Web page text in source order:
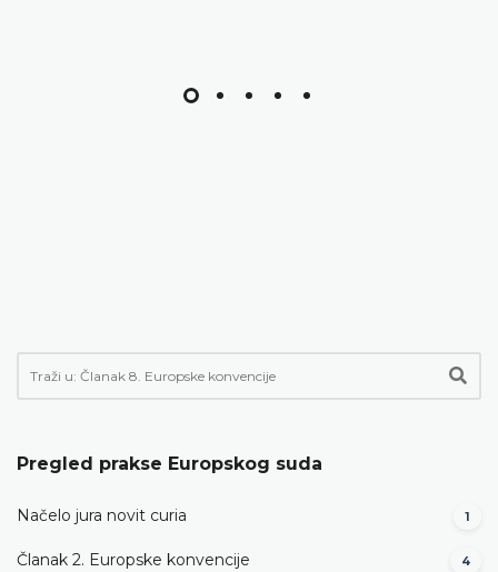
Pregled prakse Europskog suda
Načelo jura novit curia 1
Članak 2. Europske konvencije 4